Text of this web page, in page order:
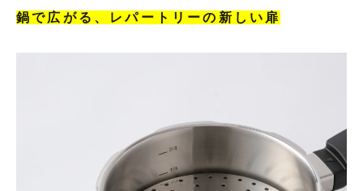
鍋で広がる、レパートリーの新しい扉